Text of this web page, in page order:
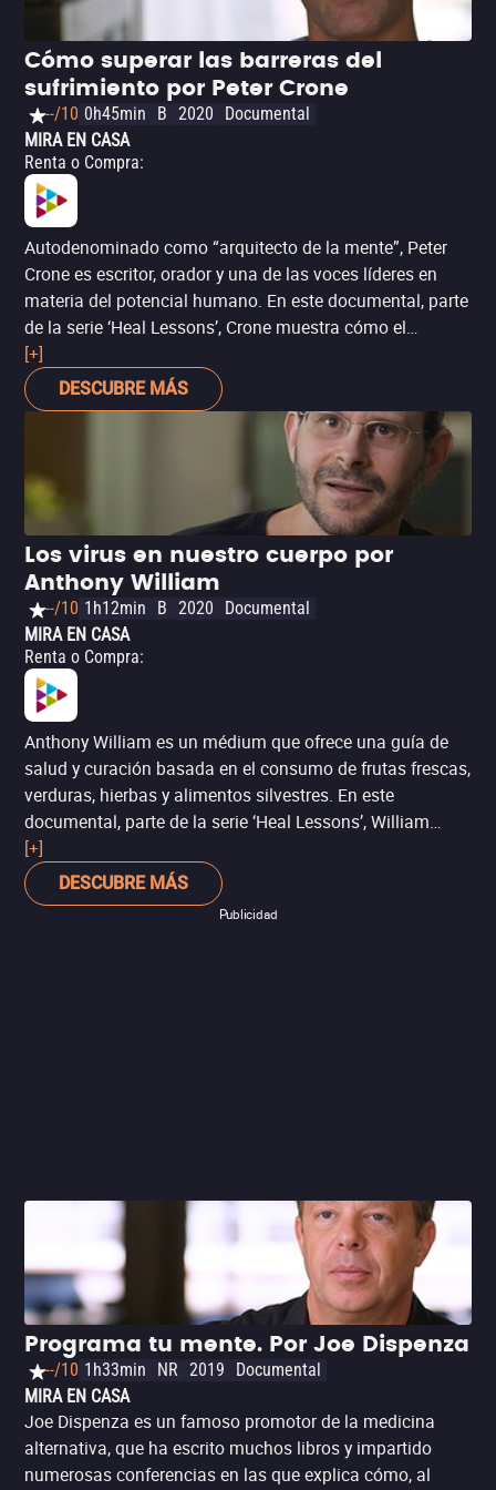
Cómo superar las barreras del
sufrimiento por Peter Crone
--/10 0h45min B 2020
Documental
MIRA EN CASA
Renta o Compra:
Autodenominado como “arquitecto de la mente”, Peter
Crone es escritor, orador y una de las voces líderes en
materia del potencial humano. En este documental, parte
de la serie ‘Heal Lessons’, Crone muestra cómo el
subconsciente es formado por una serie de constructos
que pueden ser rediseñados, para así modificar el
comportamiento y comenzar a vivir con menos estrés,
mayor tranquilidad y, sobre todo, libertad, tomando en
cuenta el enorme efecto que la mente y el estado anímico
pueden tener en nuestra percepción del sufrimiento y en
la salud general. Recuerda que si tienes un padecimiento,
es importante no dejar de lado la ciencia comprobada.
Consulta a tu médico.
[+]
DESCUBRE MÁS
Los virus en nuestro cuerpo por
Anthony William
--/10 1h12min B 2020
Documental
MIRA EN CASA
Renta o Compra:
Anthony William es un médium que ofrece una guía de
salud y curación basada en el consumo de frutas frescas,
verduras, hierbas y alimentos silvestres. En este
documental, parte de la serie ‘Heal Lessons’, William
comparte la información que recibe a través de la
comunicación con el “Espíritu de la Compasión”,
revelando la conexión entre cuerpo, espíritu y mente; y
[+]
DESCUBRE MÁS
Publicidad
Programa tu mente. Por Joe Dispenza
--/10 1h33min NR 2019
Documental
MIRA EN CASA
Joe Dispenza es un famoso promotor de la medicina
alternativa, que ha escrito muchos libros y impartido
numerosas conferencias en las que explica cómo, al